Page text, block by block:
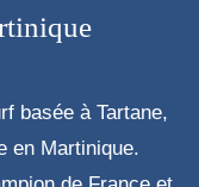
basée à Tartane,
en Martinique.